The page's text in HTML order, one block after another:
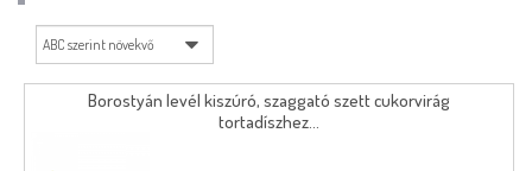
Borostyán levél kiszúró, szaggató szett cukorvirág
tortadíszhez...